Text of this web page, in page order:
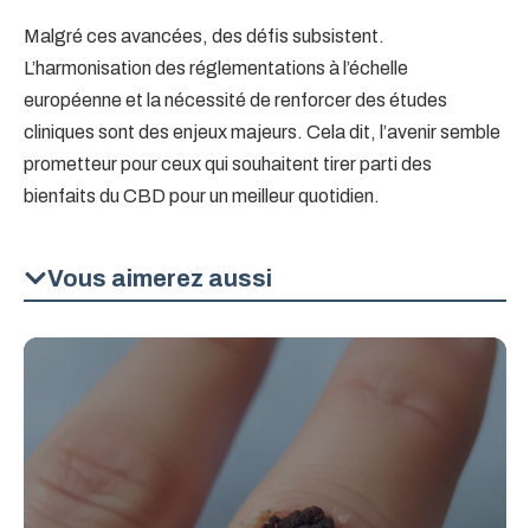
Malgré ces avancées, des défis subsistent.
L’harmonisation des réglementations à l’échelle
européenne et la nécessité de renforcer des études
cliniques sont des enjeux majeurs. Cela dit, l’avenir semble
prometteur pour ceux qui souhaitent tirer parti des
bienfaits du CBD pour un meilleur quotidien.
Vous aimerez aussi